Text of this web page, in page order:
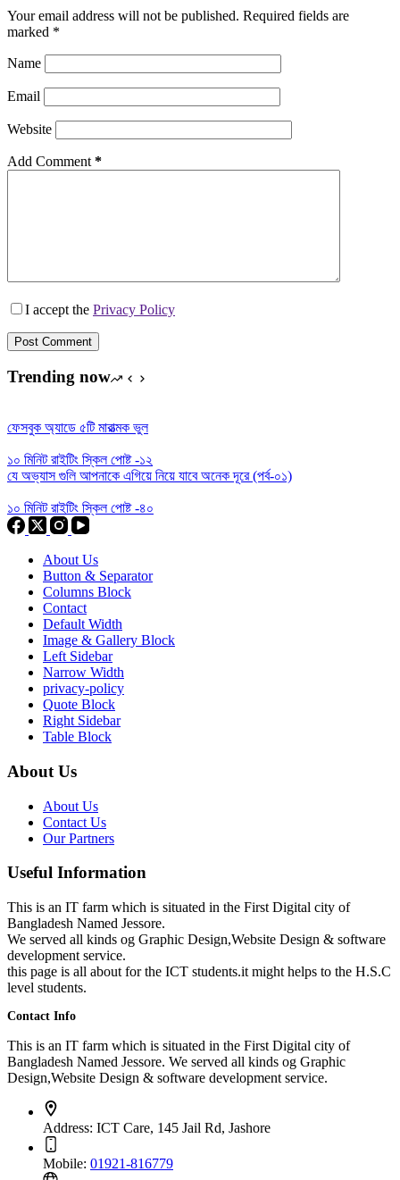
Your email address will not be published. Required fields are
marked *
Name
Email
Website
Add Comment *
I accept the Privacy Policy
Post Comment
Trending now
ফেসবুক অ্যাডে ৫টি মারাত্মক ভুল
১০ মিনিট রাইটিং স্কিল পোষ্ট -১২
যে অভ্যাস গুলি আপনাকে এগিয়ে নিয়ে যাবে অনেক দূরে (পর্ব-০১)
১০ মিনিট রাইটিং স্কিল পোষ্ট -৪০
About Us
Button & Separator
Columns Block
Contact
Default Width
Image & Gallery Block
Left Sidebar
Narrow Width
privacy-policy
Quote Block
Right Sidebar
Table Block
About Us
About Us
Contact Us
Our Partners
Useful Information
This is an IT farm which is situated in the First Digital city of
Bangladesh Named Jessore.
We served all kinds og Graphic Design,Website Design & software
development service.
this page is all about for the ICT students.it might helps to the H.S.C
level students.
Contact Info
This is an IT farm which is situated in the First Digital city of
Bangladesh Named Jessore. We served all kinds og Graphic
Design,Website Design & software development service.
Address: ICT Care, 145 Jail Rd, Jashore
Mobile: 01921-816779